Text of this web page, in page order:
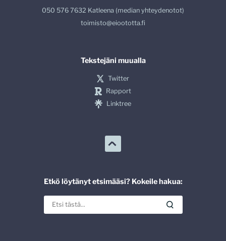
050 576 7632 Katleena (median yhteydenotot)
toimisto@eioototta.fi
Tekstejäni muualla
Twitter
Rapport
Linktree
Etkö löytänyt etsimääsi? Kokeile hakua: